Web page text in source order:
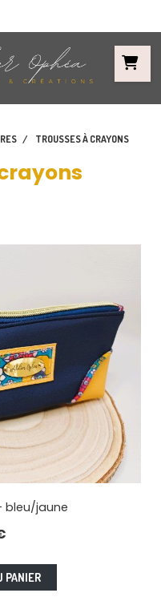
TROUSSES À CRAYONS
bleu/jaune
PANIER